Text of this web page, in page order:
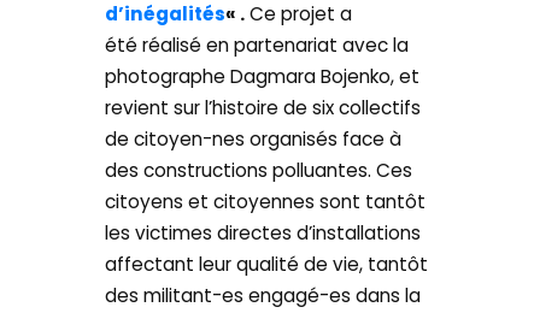
d’inégalités« .Ce projet a
été réalisé en partenariat avec la
photographe Dagmara Bojenko, et
revient sur l’histoire de six collectifs
de citoyen-nes organisés face à
des constructions polluantes. Ces
citoyens et citoyennes sont tantôt
les victimes directes d’installations
affectant leur qualité de vie, tantôt
des militant-es engagé-es dans la